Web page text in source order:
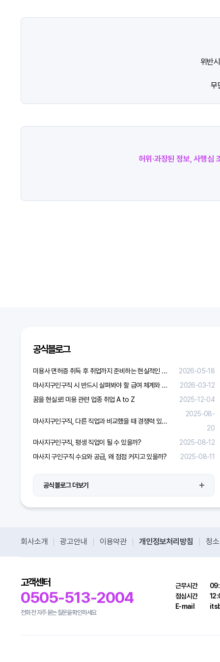
위반
무
허위·과장된 정보, 사행심
공식블로그
미용사 면허증 취득 후 취업까지 준비하는 현실적인 방법
2026-05-18
마사지구인구직 시 반드시 살펴봐야 할 급여 체계와 합리적 보상 가이드
2026-03-12
꿈을 현실로! 미용 관련 업종 취업 A to Z
2025-12-04
마사지구인구직, 다른 직업과 비교했을 때 경쟁력 있을까?
2025-08-
20
마사지구인구직, 평생 직업이 될 수 있을까?
2025-08-12
마사지 구인구직 수요와 공급, 왜 점점 커지고 있을까?
2025-08-11
공식블로그 더보기
회사소개 광고안내 이용약관 개인정보처리방침 청
고객센터
0505-513-2004
전화 전 자주 묻는 질문을 확인하세요
근무시간
점심시간
E-mail